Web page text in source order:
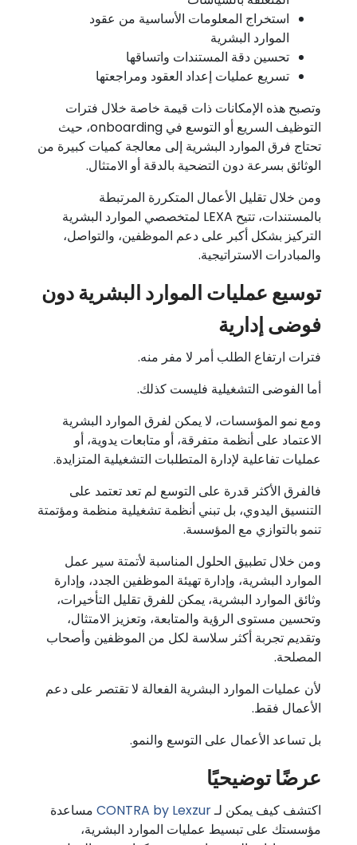
استخراج المعلومات الأساسية من عقود
الموارد البشرية
تحسين دقة المستندات واتساقها
تسريع عمليات إعداد العقود ومراجعتها
وتصبح هذه الإمكانات ذات قيمة خاصة خلال فترات
التوظيف السريع أو التوسع في onboarding، حيث
تحتاج فرق الموارد البشرية إلى معالجة كميات كبيرة من
الوثائق بسرعة دون التضحية بالدقة أو الامتثال.
ومن خلال تقليل الأعمال المتكررة المرتبطة
بالمستندات، تتيح LEXA لمتخصصي الموارد البشرية
التركيز بشكل أكبر على دعم الموظفين، والتواصل،
والمبادرات الاستراتيجية.
توسيع عمليات الموارد البشرية دون
فوضى إدارية
فترات ارتفاع الطلب أمر لا مفر منه.
أما الفوضى التشغيلية فليست كذلك.
ومع نمو المؤسسات، لا يمكن لفرق الموارد البشرية
الاعتماد على أنظمة متفرقة، أو متابعات يدوية، أو
عمليات تفاعلية لإدارة المتطلبات التشغيلية المتزايدة.
فالفرق الأكثر قدرة على التوسع لم تعد تعتمد على
التنسيق اليدوي، بل تبني أنظمة تشغيلية منظمة ومؤتمتة
تنمو بالتوازي مع المؤسسة.
ومن خلال تطبيق الحلول المناسبة لأتمتة سير عمل
الموارد البشرية، وإدارة تهيئة الموظفين الجدد، وإدارة
وثائق الموارد البشرية، يمكن للفرق تقليل التأخيرات،
وتحسين مستوى الرؤية والمتابعة، وتعزيز الامتثال،
وتقديم تجربة أكثر سلاسة لكل من الموظفين وأصحاب
المصلحة.
لأن عمليات الموارد البشرية الفعالة لا تقتصر على دعم
الأعمال فقط.
بل تساعد الأعمال على التوسع والنمو.
عرضًا توضيحيًا
اكتشف كيف يمكن لـCONTRA by Lexzur مساعدة
مؤسستك على تبسيط عمليات الموارد البشرية،